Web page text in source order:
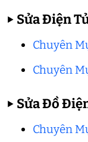
▶ Sửa Điện
Chuyên
Chuyên
▶ Sửa Đồ
Chuyên